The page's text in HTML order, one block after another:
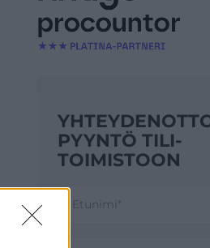
PYYNTÖ TILI­
TOIMISTOON